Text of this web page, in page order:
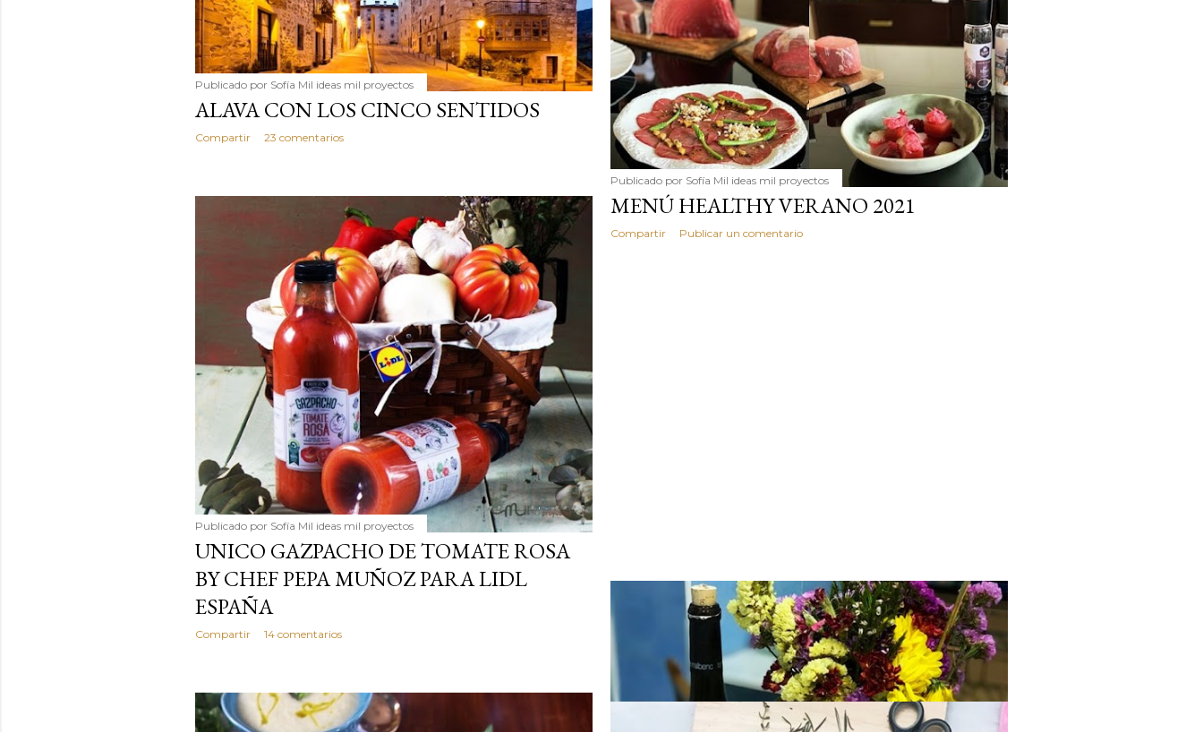
Publicado por Sofía Mil ideas mil proyectos
MENÚ HEALTHY VERANO 2021
Compartir Publicar un comentario
Publicado por Sofía Mil ideas mil proyectos
ALAVA CON LOS CINCO SENTIDOS
Compartir 23 comentarios
Publicado por Sofía Mil ideas mil proyectos
UNICO GAZPACHO DE TOMATE ROSA
BY CHEF PEPA MUÑOZ PARA LIDL
ESPAÑA
Compartir 14 comentarios